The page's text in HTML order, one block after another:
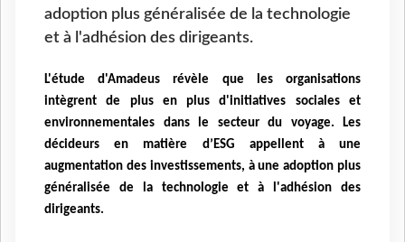
adoption plus généralisée de la technologie
et à l'adhésion des dirigeants.
L'étude d'Amadeus révèle que les organisations
intègrent de plus en plus d'initiatives sociales et
environnementales dans le secteur du voyage. Les
décideurs en matière d’ESG appellent à une
augmentation des investissements, à une adoption plus
généralisée de la technologie et à l'adhésion des
dirigeants.